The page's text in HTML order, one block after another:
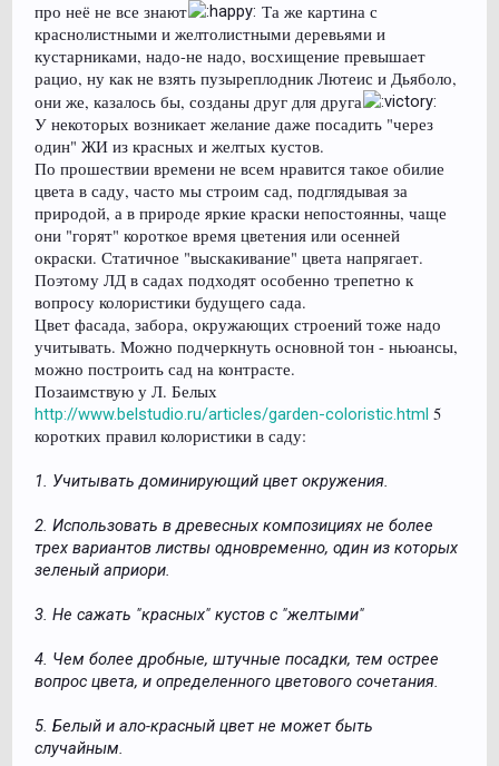
про неё не все знают
Та же картина с
краснолистными и желтолистными деревьями и
кустарниками, надо-не надо, восхищение превышает
рацио, ну как не взять пузыреплодник Лютеис и Дьяболо,
они же, казалось бы, созданы друг для друга
У некоторых возникает желание даже посадить "через
один" ЖИ из красных и желтых кустов.
По прошествии времени не всем нравится такое обилие
цвета в саду, часто мы строим сад, подглядывая за
природой, а в природе яркие краски непостоянны, чаще
они "горят" короткое время цветения или осенней
окраски. Статичное "выскакивание" цвета напрягает.
Поэтому ЛД в садах подходят особенно трепетно к
вопросу колористики будущего сада.
Цвет фасада, забора, окружающих строений тоже надо
учитывать. Можно подчеркнуть основной тон - ньюансы,
можно построить сад на контрасте.
Позаимствую у Л. Белых
http://www.belstudio.ru/articles/garden-coloristic.html 5
коротких правил колористики в саду:
1. Учитывать доминирующий цвет окружения.
2. Использовать в древесных композициях не более
трех вариантов листвы одновременно, один из которых
зеленый априори.
3. Не сажать "красных" кустов с "желтыми"
4. Чем более дробные, штучные посадки, тем острее
вопрос цвета, и определенного цветового сочетания.
5. Белый и ало-красный цвет не может быть
случайным.